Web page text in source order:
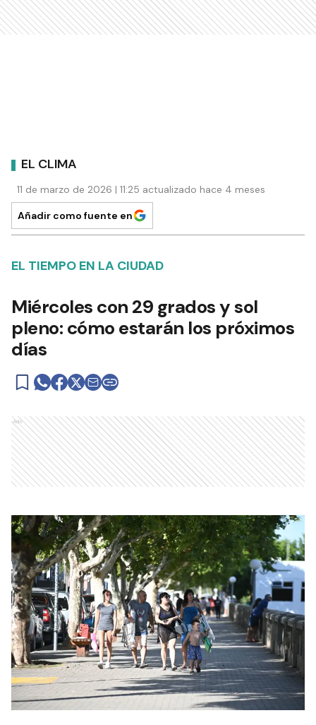
EL CLIMA
11 de marzo de 2026 | 11:25 actualizado hace 4 meses
Añadir como fuente en
EL TIEMPO EN LA CIUDAD
Miércoles con 29 grados y sol
pleno: cómo estarán los próximos
días
Ads